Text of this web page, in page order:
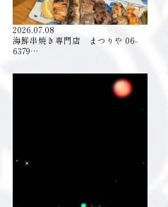
2026.07.08
海鮮串焼き専門店 まつりや 06-
6379…